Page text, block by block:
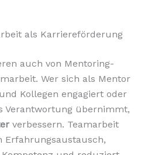
als Karriereförderung
auch von Mentoring-
Wer sich als Mentor
Kollegen engagiert oder
Verantwortung übernimmt,
verbessern. Teamarbeit